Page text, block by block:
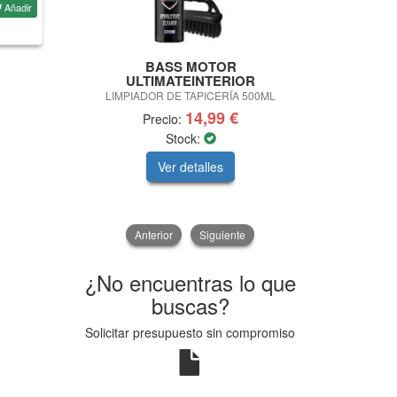
Añadir
BASS MOTOR
ULTIMATEINTERIOR
LIMPIADOR DE TAPICERÍA 500ML
Precio: 14,99 €
Stock:
Ver detalles
Anterior Siguiente
¿No encuentras lo que
buscas?
Solicitar presupuesto sin compromiso